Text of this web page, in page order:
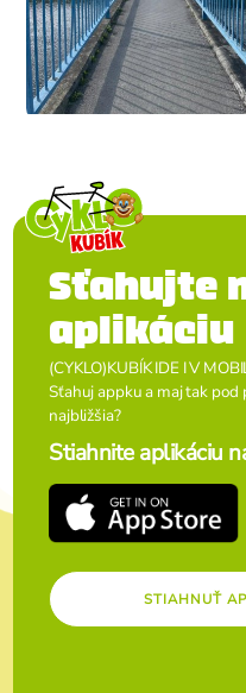
Sťahujte
aplikáciu
(CYKLO)KUBÍK IDE I V
Sťahuj appku a maj tak pod
najbližšia?
Stiahnite aplikáciu
STIAHNUŤ